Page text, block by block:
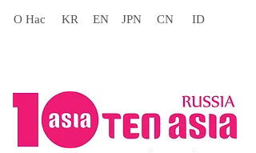
О Нас KR EN JPN CN ID